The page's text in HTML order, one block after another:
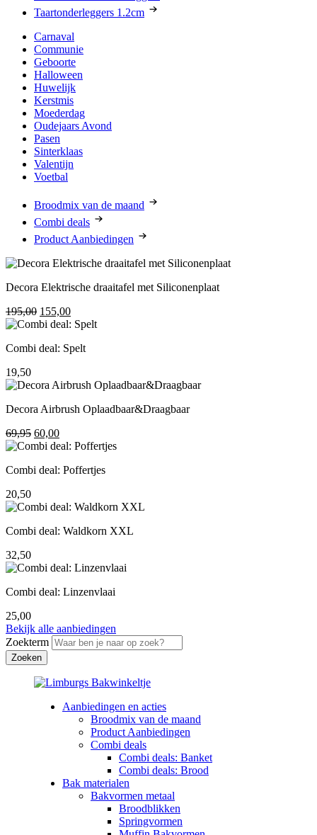
Taartonderleggers 1.2cm
Carnaval
Communie
Geboorte
Halloween
Huwelijk
Kerstmis
Moederdag
Oudejaars Avond
Pasen
Sinterklaas
Valentijn
Voetbal
Broodmix van de maand
Combi deals
Product Aanbiedingen
Decora Elektrische draaitafel met Siliconenplaat
195,00 Oorspronkelijke
prijs
195,00.
155,00Huidige
prijs
155,00.
Combi deal: Spelt
19,50
Decora Airbrush Oplaadbaar&Draagbaar
69,95 Oorspronkelijke
prijs
69,95.
60,00Huidige
prijs
60,00.
Combi deal: Poffertjes
20,50
Combi deal: Waldkorn XXL
32,50
Combi deal: Linzenvlaai
25,00
Bekijk alle aanbiedingen
Zoekterm
Aanbiedingen en acties
Broodmix van de maand
Product Aanbiedingen
Combi deals
Combi deals: Banket
Combi deals: Brood
Bak materialen
Bakvormen metaal
Broodblikken
Springvormen